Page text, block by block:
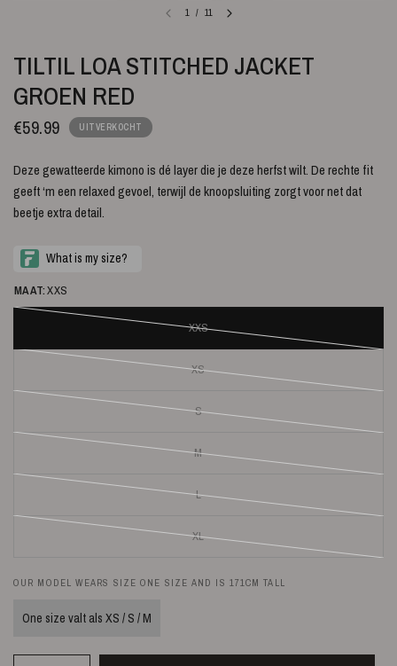
1 / 11
TILTIL LOA STITCHED JACKET
GROEN RED
€59.99 UITVERKOCHT
Deze gewatteerde kimono is dé layer die je deze herfst wilt. De rechte fit
geeft ‘m een relaxed gevoel, terwijl de knoopsluiting zorgt voor net dat
beetje extra detail.
MAAT:XXS
XXS
XS
S
M
L
XL
OUR MODEL WEARS SIZE ONE SIZE AND IS 171CM TALL
One size valt als XS / S / M